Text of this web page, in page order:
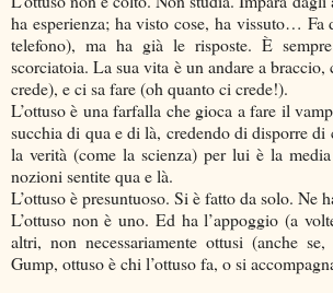
ha esperienza; ha visto cose, ha vissuto… Fa
telefono), ma ha già le risposte. È
scorciatoia. La sua vita è un andare a
crede), e ci sa fare (oh quanto ci crede!).
L’ottuso è una farfalla che gioca a fare il
succhia di qua e di là, credendo di disporre di
la verità (come la scienza) per lui è la
nozioni sentite qua e là.
L’ottuso è presuntuoso. Si è fatto da solo. Ne
L’ottuso non è uno. Ed ha l’appoggio (a
altri, non necessariamente ottusi (anche se,
Gump, ottuso è chi l’ottuso fa, o si